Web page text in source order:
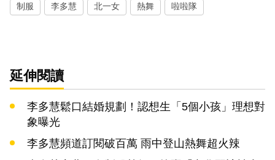
制服 李多慧 北一女 熱舞 啦啦隊
延伸閱讀
李多慧鬆口結婚規劃！認想生「5個小孩」理想對
象曝光
李多慧頻道訂閱破百萬 雨中登山熱舞超火辣